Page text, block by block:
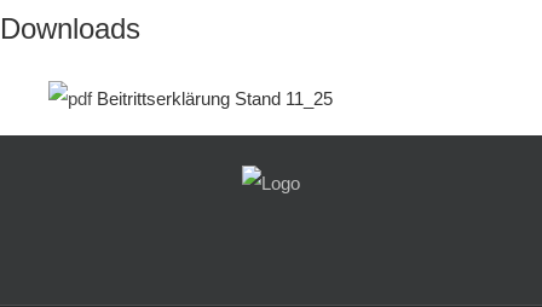
Downloads
Beitrittserklärung Stand 11_25